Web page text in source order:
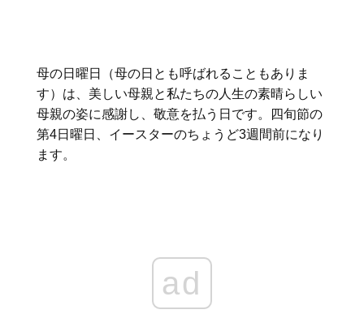
母の日曜日（母の日とも呼ばれることもありま
す）は、美しい母親と私たちの人生の素晴らしい
母親の姿に感謝し、敬意を払う日です。四旬節の
第4日曜日、イースターのちょうど3週間前になり
ます。
ad